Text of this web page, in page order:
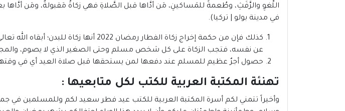
في مدينة بولو | تركيا).
كذلك فإن من حكمة إخراج زكاة الفطار
عن نفسه، فتجب الزكاة على كل شخص مسلم وحتى الصغير الذي لا يصوم،
حصول أجرٌ عظيم للمسلم عند دفعها لمن يستحقها قبل صلاة العيد أي في
تهنئة المكتبة العربية للكتب لكل متابعيها :
وأخيراً تتمني لكم أسرة المكتبة العربية للكتب عيد فطرسعيد لكم وللمسلمين في جميع